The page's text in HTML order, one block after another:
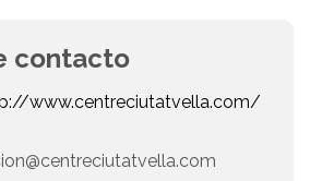
contacto
www.centreciutatvella.com/